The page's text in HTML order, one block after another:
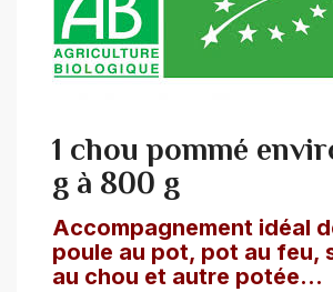
1 chou pommé
g à 800 g
Accompagnement idéal
poule au pot, pot au feu,
au chou et autre potée...